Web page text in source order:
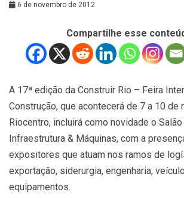
6 de novembro de 2012
Compartilhe esse
A 17ª edição da Construir Rio – Feira
Construção, que acontecerá de 7 a 10 de
Riocentro, incluirá como novidade o Salão
Infraestrutura & Máquinas, com a
expositores que atuam nos ramos de
exportação, siderurgia, engenharia,
equipamentos.